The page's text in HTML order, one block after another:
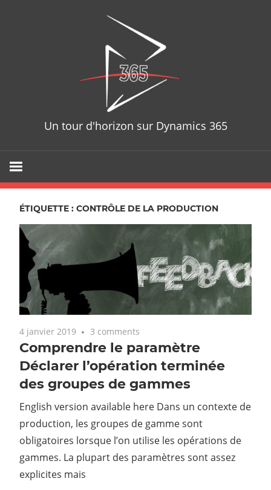
Un tour d'horizon sur Dynamics 365
ÉTIQUETTE : CONTRÔLE DE LA PRODUCTION
4 janvier 2019 3 comments
Comprendre le paramètre
Déclarer l’opération terminée
des groupes de gammes
English version available here Dans un contexte de
production, les groupes de gamme sont
obligatoires lorsque l’on utilise les opérations de
gammes. La plupart des paramètres sont assez
explicites mais